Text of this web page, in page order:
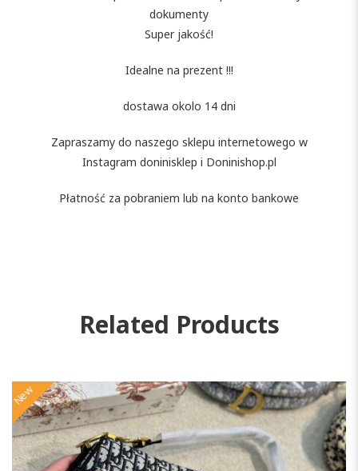
dokumenty
Super jakość!
Idealne na prezent !!!
dostawa okolo 14 dni
Zapraszamy do naszego sklepu internetowego w
Instagram doninisklep i Doninishop.pl
Płatność za pobraniem lub na konto bankowe
Related Products
New